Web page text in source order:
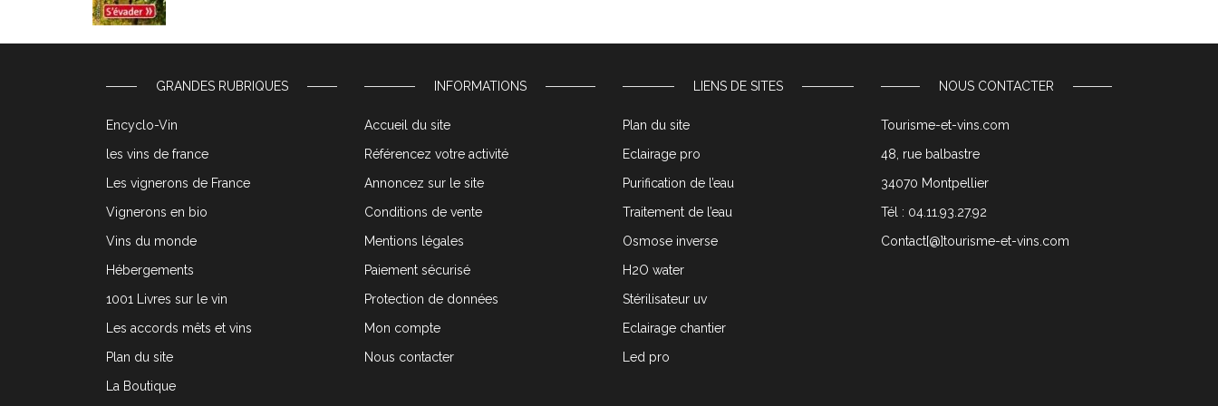
GRANDES RUBRIQUES
Encyclo-Vin
les vins de france
Les vignerons de France
Vignerons en bio
Vins du monde
Hébergements
1001 Livres sur le vin
Les accords mêts et vins
Plan du site
La Boutique
INFORMATIONS
Accueil du site
Référencez votre activité
Annoncez sur le site
Conditions de vente
Mentions légales
Paiement sécurisé
Protection de données
Mon compte
Nous contacter
LIENS DE SITES
Plan du site
Eclairage pro
Purification de l’eau
Traitement de l’eau
Osmose inverse
H2O water
Stérilisateur uv
Eclairage chantier
Led pro
NOUS CONTACTER
Tourisme-et-vins.com
48, rue balbastre
34070 Montpellier
Tél : 04.11.93.27.92
Contact[@]tourisme-et-vins.com